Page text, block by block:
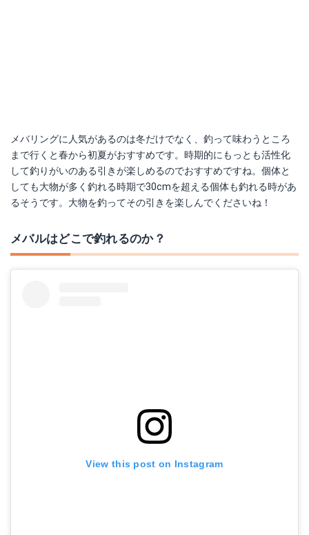
メバリングに人気があるのは冬だけでなく、釣って味わうところ
まで行くと春から初夏がおすすめです。時期的にもっとも活性化
して釣りがいのある引きが楽しめるのでおすすめですね。個体と
しても大物が多く釣れる時期で30cmを超える個体も釣れる時があ
るそうです。大物を釣ってその引きを楽しんでくださいね！
メバルはどこで釣れるのか？
View this post on Instagram